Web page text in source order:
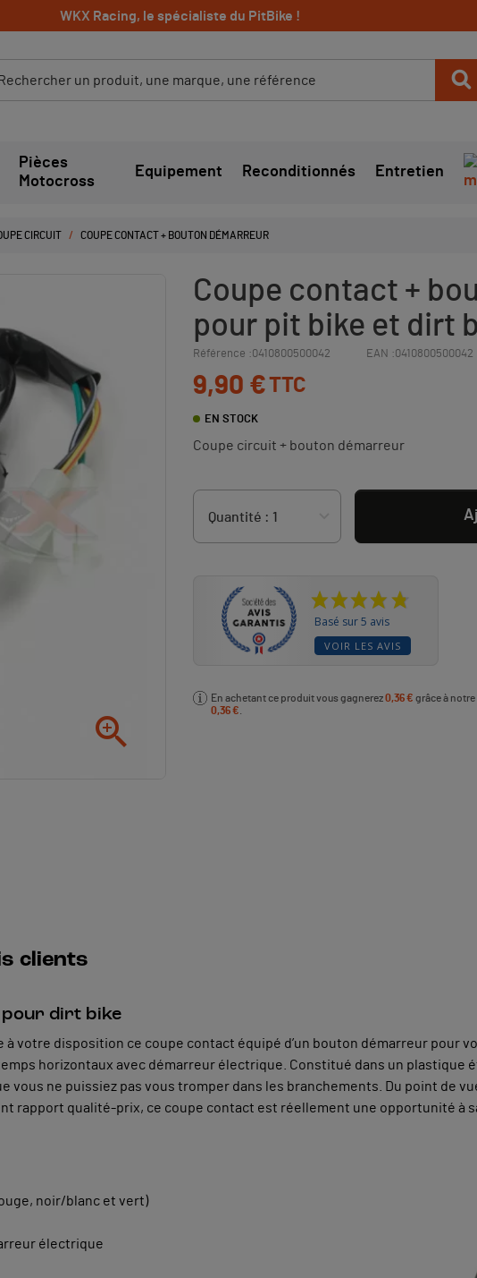
WKX Racing, le spécialiste du PitBike !
Pièces
Motocross
Equipement Reconditionnés Entretien
CIRCUIT COUPE CONTACT + BOUTON DÉMARREUR

Coupe contact +
pour pit bike et dirt
Référence :0410800500042 EAN :0410800500042
9,90 €TTC
EN STOCK
Coupe circuit + bouton démarreur
Basé sur 5 avis
VOIR LES AVIS
En achetant ce produit vous gagnerez0,36 € grâce à
0,36 €
clients
pour dirt bike
à votre disposition ce coupe contact équipé d’un bouton démarreur pour
horizontaux avec démarreur électrique. Constitué dans un plastique
vous ne puissiez pas vous tromper dans les branchements. Du point de
rapport qualité-prix, ce coupe contact est réellement une opportunité à
noir/blanc et vert)
électrique